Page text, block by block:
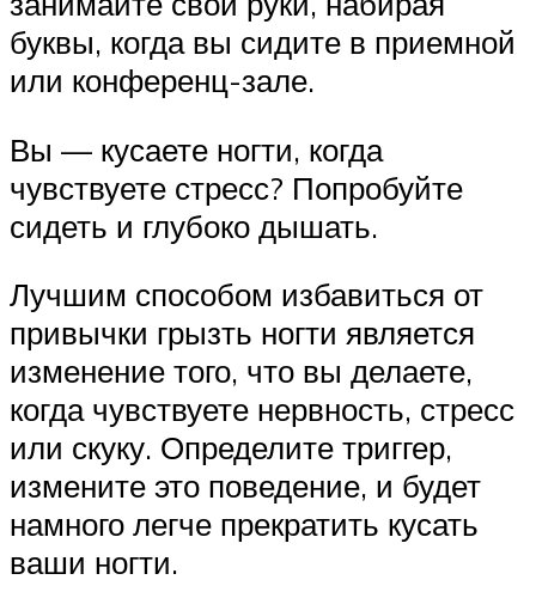
буквы, когда вы сидите в приемной
или конференц-зале.
Вы — кусаете ногти, когда
чувствуете стресс? Попробуйте
сидеть и глубоко дышать.
Лучшим способом избавиться от
привычки грызть ногти является
изменение того, что вы делаете,
когда чувствуете нервность, стресс
или скуку. Определите триггер,
измените это поведение, и будет
намного легче прекратить кусать
ваши ногти.